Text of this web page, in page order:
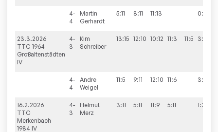
4-
4
Martin
Gerhardt
5:11 8:11 11:13 0:3
23.3.2026
TTC 1964
Großaltenstädten
IV
4-
3
Kim
Schreiber
13:15 12:10 10:12 11:3 11:5 3:2
4-
4
Andre
Weigel
11:5 9:11 12:10 11:6 3:1
16.2.2026
TTC
Merkenbach
1984 IV
4-
3
Helmut
Merz
3:11 5:11 11:9 5:11 1:3